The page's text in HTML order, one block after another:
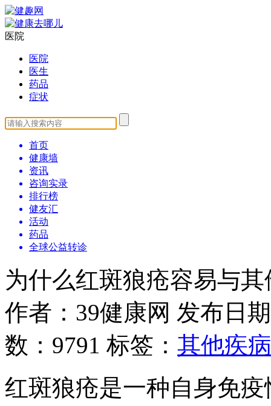
医院
医院
医生
药品
症状
首页
健康墙
资讯
咨询实录
排行榜
健友汇
活动
药品
全球公益转诊
为什么红斑狼疮容易与
作者：39健康网 发布日
数： 9791 标签： 其他疾病
红斑狼疮是一种自身免